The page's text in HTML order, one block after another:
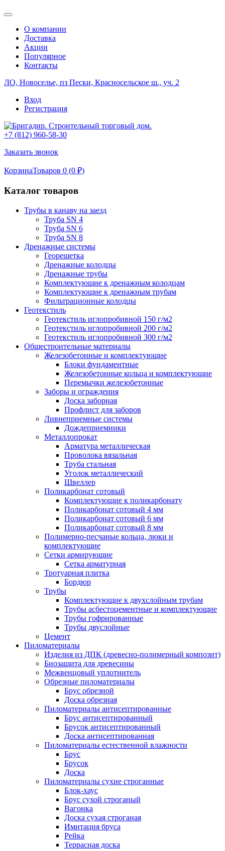
О компании
Доставка
Акции
Популярное
Контакты
ЛО, Новоселье, пз Пески, Красносельское ш., уч. 2
Вход
Регистрация
+7 (812) 960-58-30
Заказать звонок
КорзинаТоваров 0 (0 ₽)
Каталог товаров
Трубы в канаву на заезд
Труба SN 4
Труба SN 6
Труба SN 8
Дренажные системы
Георешетка
Дренажные колодцы
Дренажные трубы
Комплектующие к дренажным колодцам
Комплектующие к дренажным трубам
Фильтрационные колодцы
Геотекстиль
Геотекстиль иглопробивной 150 г/м2
Геотекстиль иглопробивной 200 г/м2
Геотекстиль иглопробивной 300 г/м2
Общестроительные материалы
Железобетонные и комплектующие
Блоки фундаментные
Железобетонные кольца и комплектующие
Перемычки железобетонные
Заборы и ограждения
Доска заборная
Профлист для заборов
Ливнеприемные системы
Дождеприемники
Металлопрокат
Арматура металлическая
Проволока вязальная
Труба стальная
Уголок металлический
Швеллер
Поликарбонат сотовый
Комплектующие к поликарбонату
Поликарбонат сотовый 4 мм
Поликарбонат сотовый 6 мм
Поликарбонат сотовый 8 мм
Полимерно-песчаные кольца, люки и
комплектующие
Сетки армирующие
Сетка арматурная
Тротуарная плитка
Бордюр
Трубы
Комплектующие к двухслойным трубам
Трубы асбестоцементные и комплектующие
Трубы гофрированные
Трубы двуслойные
Цемент
Пиломатериалы
Изделия из ДПК (древесно-полимерный композит)
Биозащита для древесины
Межвенцовый уплотнитель
Обрезные пиломатериалы
Брус обрезной
Доска обрезная
Пиломатериалы антисептированные
Брус антисептированный
Брусок антисептированный
Доска антисептированная
Пиломатериалы естественной влажности
Брус
Брусок
Доска
Пиломатериалы сухие строганные
Блок-хаус
Брус сухой строганый
Вагонка
Доска сухая строганая
Имитация бруса
Рейка
Террасная доска